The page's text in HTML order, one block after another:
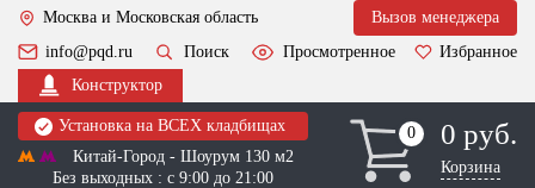
Москва и Московская область
Вызов менеджера
info@pqd.ru
Поиск Просмотренное
Избранное
Конструктор
Установка на ВСЕХ кладбищах
Китай-Город - Шоурум 130 м2
Без выходных : с 9:00 до 21:00
0
0 0 руб.
Корзина